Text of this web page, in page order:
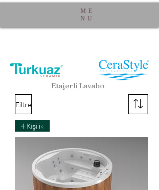
ME
NU
Etajerli Lavabo
Filtre
4 Kişilik